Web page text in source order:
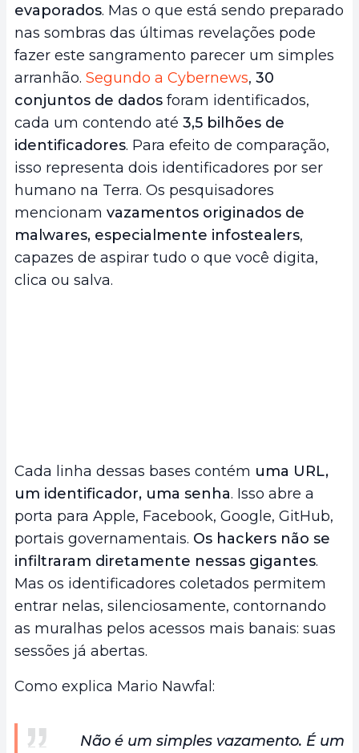
evaporados. Mas o que está sendo preparado
nas sombras das últimas revelações pode
fazer este sangramento parecer um simples
arranhão. Segundo a Cybernews, 30
conjuntos de dados foram identificados,
cada um contendo até 3,5 bilhões de
identificadores. Para efeito de comparação,
isso representa dois identificadores por ser
humano na Terra. Os pesquisadores
mencionam vazamentos originados de
malwares, especialmente infostealers,
capazes de aspirar tudo o que você digita,
clica ou salva.
Cada linha dessas bases contém uma URL,
um identificador, uma senha. Isso abre a
porta para Apple, Facebook, Google, GitHub,
portais governamentais. Os hackers não se
infiltraram diretamente nessas gigantes.
Mas os identificadores coletados permitem
entrar nelas, silenciosamente, contornando
as muralhas pelos acessos mais banais: suas
sessões já abertas.
Como explica Mario Nawfal:
Não é um simples vazamento. É um